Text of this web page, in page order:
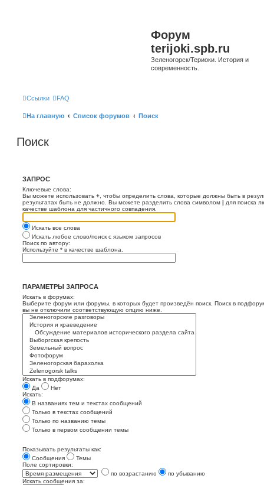
Форум
terijoki.spb.ru
Зеленогорск/Териоки. История и
современность.
Ссылки FAQ
На главную Список форумов Поиск
Поиск
ЗАПРОС
Ключевые слова:
Вы можете использовать + , чтобы определить слова, которые должны быть в
результатах быть не должно. Вы можете разделить слова символом | для поиска
качестве шаблона для частичного совпадения.
Искать все слова
Искать любое слово/поиск с языком запросов
Поиск по автору:
Используйте * в качестве шаблона.
ПАРАМЕТРЫ ЗАПРОСА
Искать в форумах:
Выберите форум или форумы, в которых будет произведён поиск. Поиск в
вы не отключили соответствующую опцию ниже.
Искать в подфорумах:
Да
Нет
Искать:
В названиях тем и текстах сообщений
Только в текстах сообщений
Только по названию темы
Только в первом сообщении темы
Показывать результаты как:
Сообщения
Темы
Поле сортировки:
по возрастанию
по убыванию
Искать сообщения за: